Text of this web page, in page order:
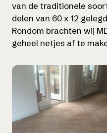
van de traditionele
delen van 60 x 12
Rondom brachten wij
geheel netjes af te